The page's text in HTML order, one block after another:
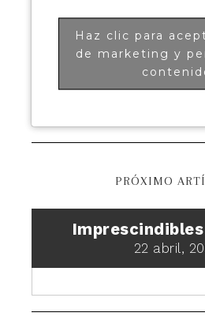
Haz clic para
de marketing y
PRÓXIMO
22 abril,